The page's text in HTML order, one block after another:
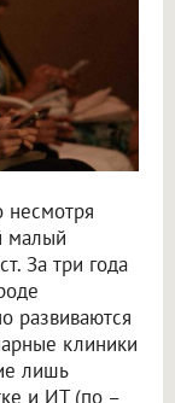
несмотря
малый
За три года
развиваются
клиники
лишь
и ИТ (по –